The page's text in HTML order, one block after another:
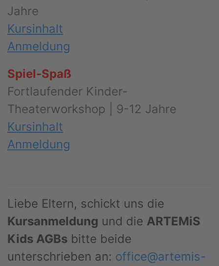
Jahre
Kursinhalt
Anmeldung
Spiel-Spaß
Fortlaufender Kinder-
Theaterworkshop | 9-12 Jahre
Kursinhalt
Anmeldung
Liebe Eltern, schickt uns die
Kursanmeldung und die ARTEMiS
Kids AGBs bitte beide
unterschrieben an: office@artemis-